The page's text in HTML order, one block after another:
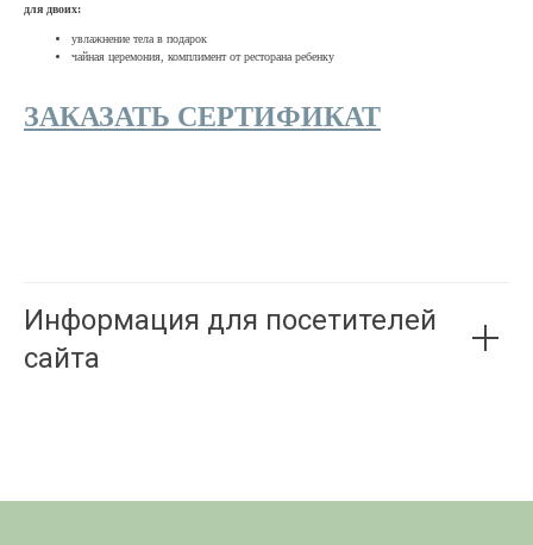
для двоих:
увлажнение тела в подарок
чайная церемония, комплимент от ресторана ребенку
ЗАКАЗАТЬ СЕРТИФИКАТ
Информация для посетителей
сайта